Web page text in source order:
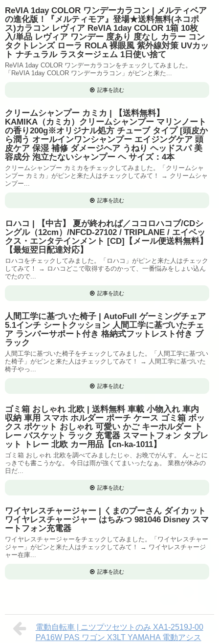
ReVIA 1day COLOR ワンデーカラコン | メルティベア
の進化版！『メルティモア』登場★送料無料(ネコポ
ス)カラコン レヴィア ReVIA 1day COLOR 1箱 10枚
入/単品 レヴィア ワンデー 度あり 度なし カラー コン
タクトレンズ ローラ ROLA 裸眼風 紫外線対策 UVカッ
ト ナチュラル ラスタージェム 1日使い捨て
ReVIA 1day COLOR ワンデーカラコンをチェックしてみました。
「ReVIA 1day COLOR ワンデーカラコン」がピンと来た...
記事を読む
クリームシャンプー カミカ | 【送料無料】
KAMIKA（カミカ）クリームシャンプー マリンノート
の香り200g※オリジナル処方 チューブ タイプ [頭皮か
ら潤う オールインワンシャンプー エイジングケア 頭
皮ケア 保湿 補修 ダメージヘア うねり ヘッドスパ 美
容成分 泡立たないシャンプー ヘ サイズ：4本
クリームシャンプー カミカをチェックしてみました。「クリームシャ
ンプー カミカ」がピンと来た人はチェックしてみて！ → クリームシャ
ンプー...
記事を読む
ロハコ | 【中古】 夏が終われば／ココロハコブ/CDシ
ングル（12cm）/NFCD-27102 / TRIPLANE / エイベッ
クス・エンタテインメント [CD]【メール便送料無料】
【最短翌日配達対応】
ロハコをチェックしてみました。「ロハコ」がピンと来た人はチェック
してみて！ → ロハコどこで取得するのかって、一番悩みをしょい込ん
でたので...
記事を読む
人間工学に基づいた椅子 | AutoFull ゲーミングチェア
5.1インチ シートクッション 人間工学に基づいたチェ
ア ランバーサポート付き 格納式フットレスト付き ブ
ラック
人間工学に基づいた椅子をチェックしてみました。「人間工学に基づい
た椅子」がピンと来た人はチェックしてみて！ → 人間工学に基づいた
椅子やっ...
記事を読む
ゴミ箱 おしゃれ 北欧 | 送料無料 車載 小物入れ 車内
収納 車用 スマホ ホルダー ポーチ ケース ゴミ箱 ボッ
クス ポケット おしゃれ 可愛い かご キーホルダー ト
レー バスケット ラック 充電器 スマートフォン タブレ
ット トレー 北欧 カー用品【cn-ka-1011】
ゴミ箱 おしゃれ 北欧を調べてみましたじゃ、お晩でがんす。 ん～とに
っきでも書こうかな。 今日は雨が強くてまいったなぁ。 業務が休みの
日だ...
記事を読む
ワイヤレスチャージャー | くまのプーさん ダイカット
ワイヤレスチャージャー はちみつ 981046 Disney スマ
ートフォン充電器
ワイヤレスチャージャーをチェックしてみました。「ワイヤレスチャー
ジャー」がピンと来た人はチェックしてみて！ → ワイヤレスチャージ
ャー在庫...
記事を読む
電動自転車 | ニツプツセツトのみ XA1-2519J-00
PA16W PAS ワゴン X3LT YAMAHA 電動アシス